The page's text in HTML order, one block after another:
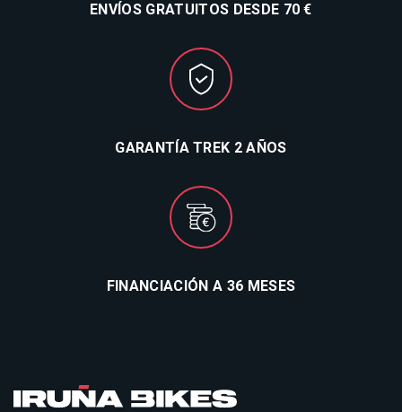
ENVÍOS GRATUITOS DESDE 70 €
GARANTÍA TREK 2 AÑOS
FINANCIACIÓN A 36 MESES